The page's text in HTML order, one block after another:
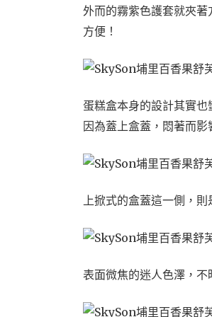
外而的霧紫色護套就夾
方便！
蛋糕盒本身的設計其實也
因為蓋上盒蓋，悶著而影
上掀式的盒蓋這一側，則
表面微焦的迷人色澤，不